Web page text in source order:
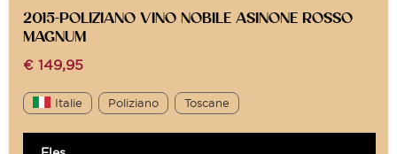
2015-POLIZIANO VINO NOBILE ASINONE ROSSO
MAGNUM
€ 149,95
Italie Poliziano Toscane